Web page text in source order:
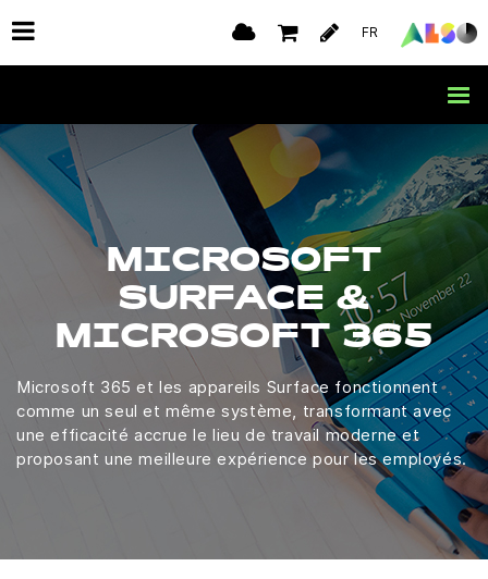
FR
MICROSOFT
SURFACE &
MICROSOFT 365
Microsoft 365 et les appareils Surface fonctionnent
comme un seul et même système, transformant avec
une efficacité accrue le lieu de travail moderne et
proposant une meilleure expérience pour les employés.